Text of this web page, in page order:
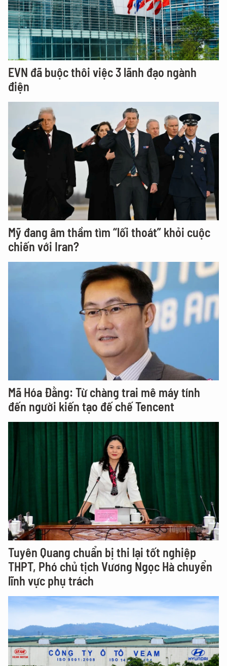
EVN đã buộc thôi việc 3 lãnh đạo ngành
điện
Mỹ đang âm thầm tìm “lối thoát” khỏi cuộc
chiến với Iran?
Mã Hóa Đằng: Từ chàng trai mê máy tính
đến người kiến tạo đế chế Tencent
Tuyên Quang chuẩn bị thi lại tốt nghiệp
THPT, Phó chủ tịch Vương Ngọc Hà chuyển
lĩnh vực phụ trách